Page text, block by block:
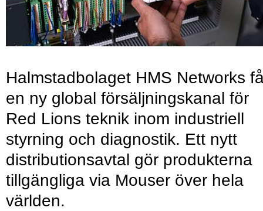
Halmstadbolaget HMS Networks
en ny global försäljningskanal för
Red Lions teknik inom industriell
styrning och diagnostik. Ett nytt
distributionsavtal gör produkterna
tillgängliga via Mouser över hela
världen.